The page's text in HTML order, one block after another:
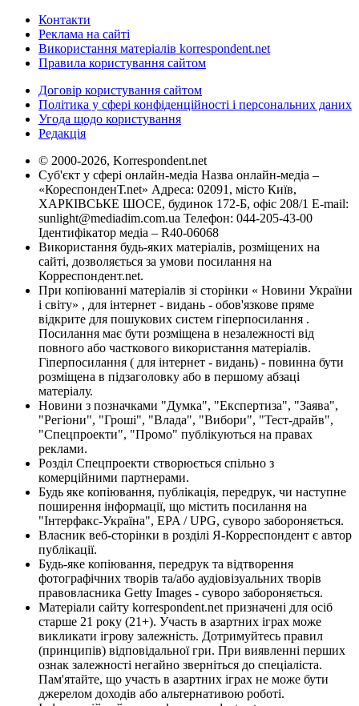
Контакти
Реклама на сайті
Використання матеріалів korrespondent.net
Правила користування сайтом
Договір користування сайтом
Політика у сфері конфіденційності і персональних даних
Угода щодо користування
Редакція
© 2000-2026, Korrespondent.net
Суб'єкт у сфері онлайн-медіа Назва онлайн-медіа –
«КореспонденТ.net» Адреса: 02091, місто Київ,
ХАРКІВСЬКЕ ШОСЕ, будинок 172-Б, офіс 208/1 E-mail:
sunlight@mediadim.com.ua Телефон: 044-205-43-00
Ідентифікатор медіа – R40-06068
Використання будь-яких матеріалів, розміщених на
сайті, дозволяється за умови посилання на
Корреспондент.net.
При копіюванні матеріалів зі сторінки « Новини України
і світу» , для інтернет - видань - обов'язкове пряме
відкрите для пошукових систем гіперпосилання .
Посилання має бути розміщена в незалежності від
повного або часткового використання матеріалів.
Гіперпосилання ( для інтернет - видань) - повинна бути
розміщена в підзаголовку або в першому абзаці
матеріалу.
Новини з позначками "Думка", "Експертиза", "Заява",
"Регіони", "Гроші", "Влада", "Вибори", "Тест-драйв",
"Спецпроекти", "Промо" публікуються на правах
реклами.
Розділ Спецпроекти створюється спільно з
комерційними партнерами.
Будь яке копіювання, публікація, передрук, чи наступне
поширення інформації, що містить посилання на
"Інтерфакс-Україна", EPA / UPG, суворо забороняється.
Власник веб-сторінки в розділі Я-Корреспондент є автор
публікації.
Будь-яке копіювання, передрук та відтворення
фотографічних творів та/або аудіовізуальних творів
правовласника Getty Images - суворо забороняється.
Матеріали сайту korrespondent.net призначені для осіб
старше 21 року (21+). Участь в азартних іграх може
викликати ігрову залежність. Дотримуйтесь правил
(принципів) відповідальної гри. При виявленні перших
ознак залежності негайно зверніться до спеціаліста.
Пам'ятайте, що участь в азартних іграх не може бути
джерелом доходів або альтернативою роботі.